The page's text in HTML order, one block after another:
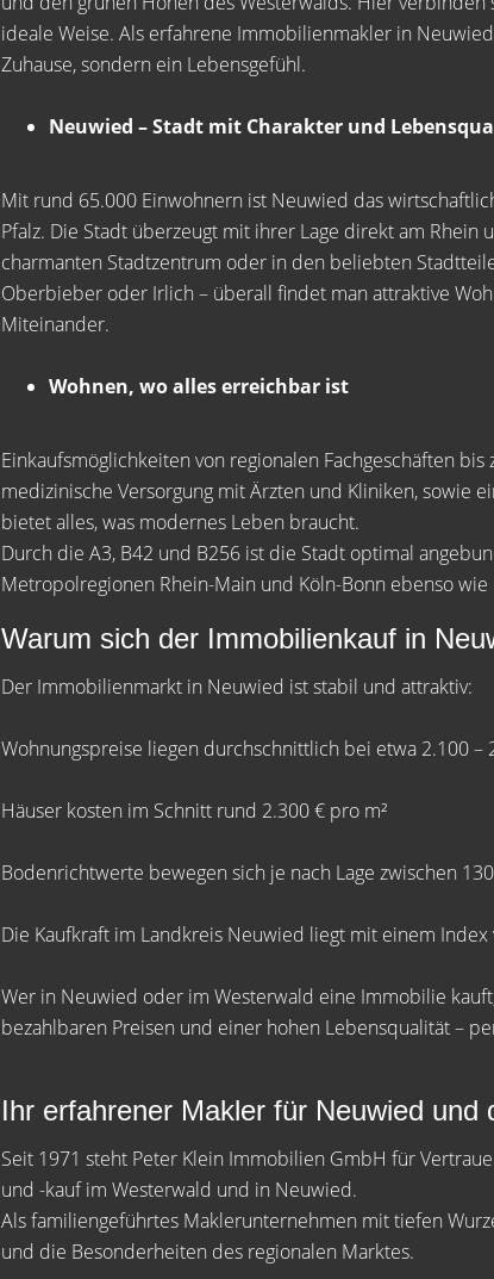
ideale Weise. Als erfahrene Immobilienmakler in
Zuhause, sondern ein Lebensgefühl.
Neuwied – Stadt mit Charakter und
Mit rund 65.000 Einwohnern ist Neuwied das
Pfalz. Die Stadt überzeugt mit ihrer Lage direkt am Rhein
charmanten Stadtzentrum oder in den beliebten
Oberbieber oder Irlich – überall findet man attraktive
Miteinander.
Wohnen, wo alles erreichbar ist
Einkaufsmöglichkeiten von regionalen Fachgeschäften
medizinische Versorgung mit Ärzten und Kliniken, sowie
bietet alles, was modernes Leben braucht.
Durch die A3, B42 und B256 ist die Stadt optimal
Metropolregionen Rhein-Main und Köln-Bonn ebenso
Warum sich der Immobilienkauf in
Der Immobilienmarkt in Neuwied ist stabil und attraktiv:
Wohnungspreise liegen durchschnittlich bei etwa 2.100 –
Häuser kosten im Schnitt rund 2.300 € pro m²
Bodenrichtwerte bewegen sich je nach Lage zwischen
Die Kaufkraft im Landkreis Neuwied liegt mit einem
Wer in Neuwied oder im Westerwald eine Immobilie
bezahlbaren Preisen und einer hohen Lebensqualität –
Ihr erfahrener Makler für Neuwied und
Seit 1971 steht Peter Klein Immobilien GmbH für
und -kauf im Westerwald und in Neuwied.
Als familiengeführtes Maklerunternehmen mit tiefen
und die Besonderheiten des regionalen Marktes.